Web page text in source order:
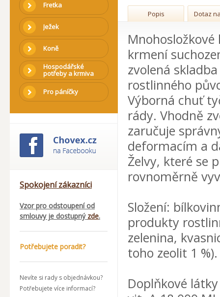
Fretka
Ježek
Koně
Hospodářské
potřeby a krmiva
Pro páníčky
Spokojení zákazníci
Vzor pro odstoupení od
smlouvy je dostupný zde.
Potřebujete poradit?
Nevíte si rady s objednávkou?
Potřebujete více informací?
Popis Dotaz
krmení
zvolená
rostlinného
Výborná chuť
rády. Vhodně
zaručuje
deformacím a
Želvy, které se
rovnoměrně
Složení:
produkty
zelenina,
toho zeolit 1 %).
Doplňkové